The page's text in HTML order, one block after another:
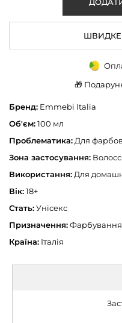
🎁
Бренд: Emmebi Italia
Об'єм:100 мл
Проблематика: Для
Зона застосування:
Використання: Для
Вік:18+
Стать:Унісекс
Призначення:Фарбування
Країна: Італія